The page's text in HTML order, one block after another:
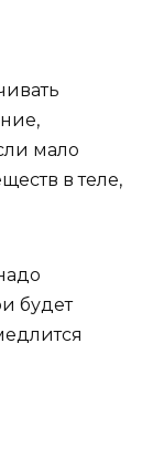
мало
в теле,
будет